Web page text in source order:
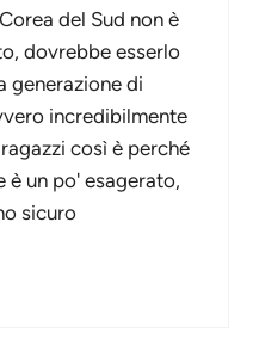
del Sud non è
dovrebbe esserlo
generazione di
incredibilmente
così è perché
è un po' esagerato,
sicuro